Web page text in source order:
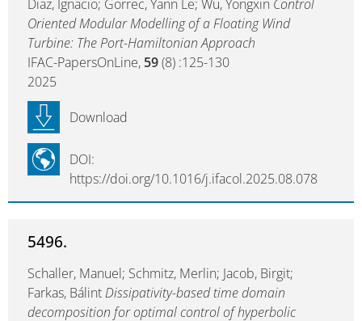
Diaz, Ignacio; Gorrec, Yann Le; Wu, Yongxin Control
Oriented Modular Modelling of a Floating Wind
Turbine: The Port-Hamiltonian Approach
IFAC-PapersOnLine, 59(8) :125-130
2025
DOI:
https://doi.org/10.1016/j.ifacol.2025.08.078
Download
5496.
Schaller, Manuel; Schmitz, Merlin; Jacob, Birgit;
Farkas, BálintDissipativity-based time domain
decomposition for optimal control of hyperbolic